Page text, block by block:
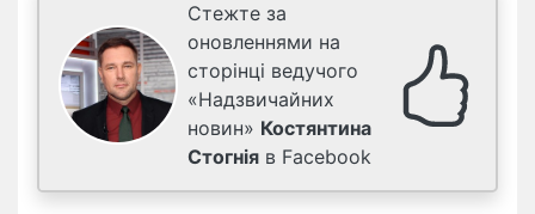
Стежте за
оновленнями на
сторінці ведучого
«Надзвичайних
новин» Костянтина
Стогнія в Facebook